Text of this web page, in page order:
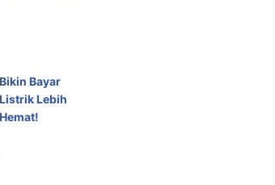
Bikin Bayar
Listrik Lebih
Hemat!